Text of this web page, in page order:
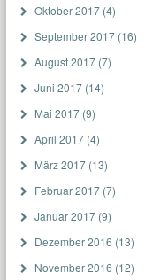
Oktober 2017(4)
September 2017(16)
August 2017(7)
Juni 2017(14)
Mai 2017(9)
April 2017(4)
März 2017(13)
Februar 2017(7)
Januar 2017(9)
Dezember 2016 (13)
November 2016 (12)